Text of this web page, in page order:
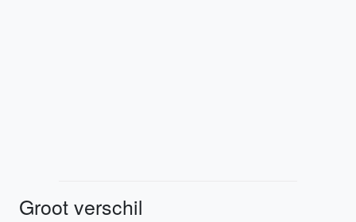
Groot verschil